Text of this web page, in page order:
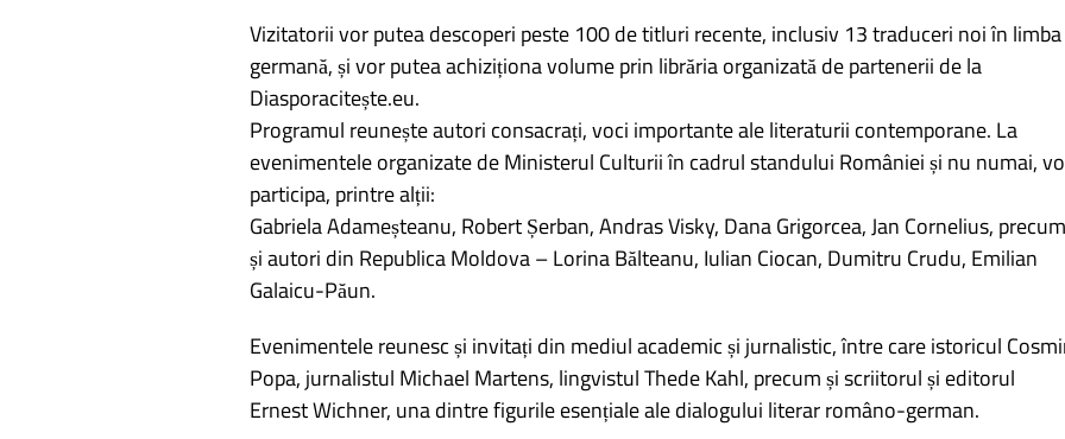
Vizitatorii vor putea descoperi peste 100 de titluri recente, inclusiv 13 traduceri noi în limba
germană, și vor putea achiziționa volume prin librăria organizată de partenerii de la
Diasporacitește.eu.
Programul reunește autori consacrați, voci importante ale literaturii contemporane. La
evenimentele organizate de Ministerul Culturii în cadrul standului României și nu numai,
participa, printre alții:
Gabriela Adameșteanu, Robert Șerban, Andras Visky, Dana Grigorcea, Jan Cornelius, precum
și autori din Republica Moldova – Lorina Bălteanu, Iulian Ciocan, Dumitru Crudu, Emilian
Galaicu-Păun.
Evenimentele reunesc și invitați din mediul academic și jurnalistic, între care istoricul
Popa, jurnalistul Michael Martens, lingvistul Thede Kahl, precum și scriitorul și editorul
Ernest Wichner, una dintre figurile esențiale ale dialogului literar româno-german.